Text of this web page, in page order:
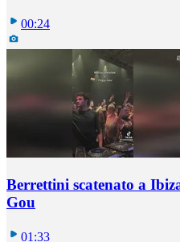
00:24
Berrettini scatenato a
Gou
01:33